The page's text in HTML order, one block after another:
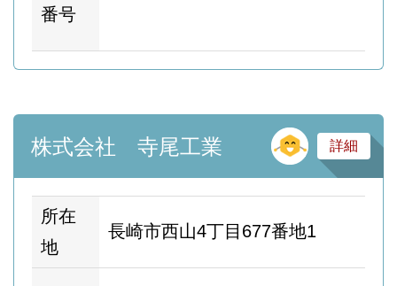
番号
株式会社 寺尾工業 そ
詳細
所在
地
長崎市西山4丁目677番地1